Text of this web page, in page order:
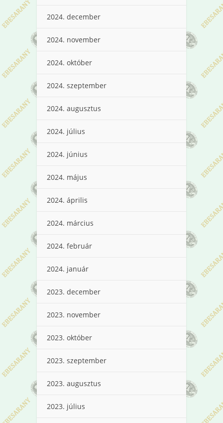
2024. december
2024. november
2024. október
2024. szeptember
2024. augusztus
2024. július
2024. június
2024. május
2024. április
2024. március
2024. február
2024. január
2023. december
2023. november
2023. október
2023. szeptember
2023. augusztus
2023. július